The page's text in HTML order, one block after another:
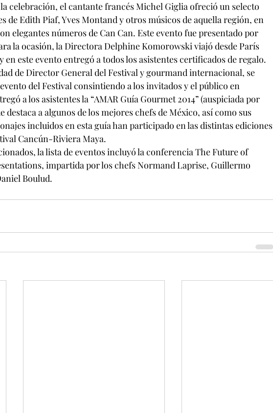
la celebración, el cantante francés Michel Giglia ofreció un selecto
de Edith Piaf, Yves Montand y otros músicos de aquella región, en
elegantes números de Can Can. Este evento fue presentado por
la ocasión, la Directora Delphine Komorowski viajó desde París
en este evento entregó a todos los asistentes certificados de regalo.
de Director General del Festival y gourmand internacional, se
del Festival consintiendo a los invitados y el público en
a los asistentes la “AMAR Guía Gourmet 2014” (auspiciada por
destaca a algunos de los mejores chefs de México, así como sus
incluidos en esta guía han participado en las distintas ediciones
Cancún-Riviera Maya.
la lista de eventos incluyó la conferencia The Future of
impartida por los chefs Normand Laprise, Guillermo
Boulud.